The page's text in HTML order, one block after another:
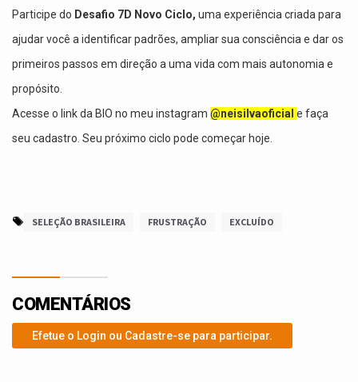
Participe do Desafio 7D Novo Ciclo, uma experiência criada para
ajudar você a identificar padrões, ampliar sua consciência e dar os
primeiros passos em direção a uma vida com mais autonomia e
propósito.
Acesse o link da BIO no meu instagram @neisilvaoficial e faça
seu cadastro. Seu próximo ciclo pode começar hoje.
SELEÇÃO BRASILEIRA FRUSTRAÇÃO EXCLUÍDO
COMENTÁRIOS
Efetue o Login ou Cadastre-se para participar.